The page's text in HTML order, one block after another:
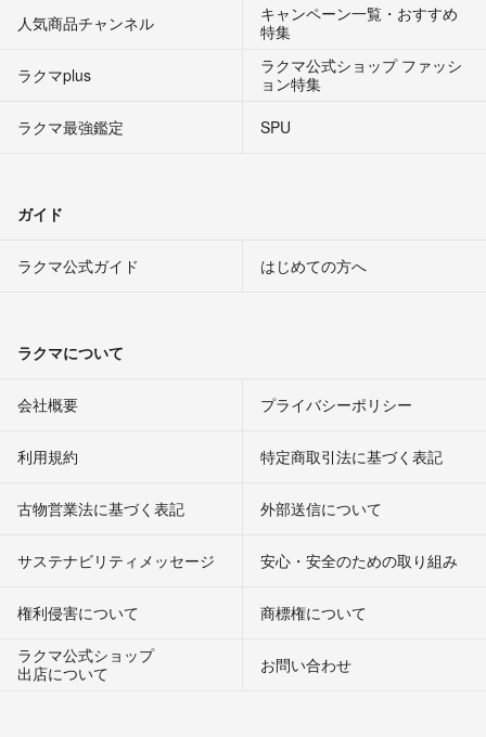
人気商品チャンネル
キャンペーン一覧・おすすめ
特集
ラクマplus
ラクマ公式ショップ ファッシ
ョン特集
ラクマ最強鑑定
SPU
ガイド
ラクマ公式ガイド はじめての方へ
ラクマについて
会社概要 プライバシーポリシー
利用規約 特定商取引法に基づく表記
古物営業法に基づく表記 外部送信について
サステナビリティメッセージ 安心・安全のための取り組み
権利侵害について
商標権について
ラクマ公式ショップ
出店について
お問い合わせ